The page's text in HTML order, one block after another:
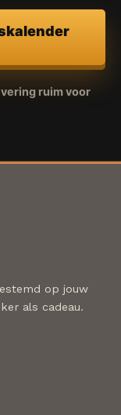
ruim voor
op jouw
als cadeau.